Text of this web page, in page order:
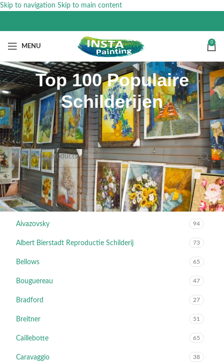
Skip to navigation Skip to main content
MENU
0
Top 100 Populaire
Schilderijen
ARTIESTEN
Aivazovsky 94
Albert Bierstadt Reproductie Schilderij 73
Bellows 65
Bouguereau 47
Bradford 27
Breitner 51
Caillebotte 65
Caravaggio 38